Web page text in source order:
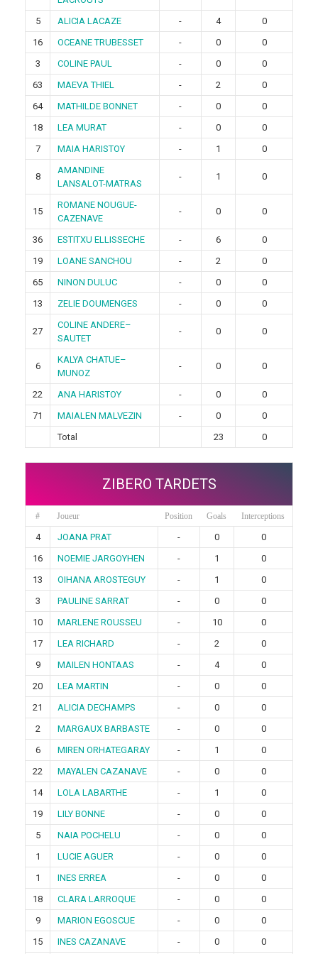
5
ALICIA LACAZE - 4
0
16
OCEANE TRUBESSET - 0
0
3
COLINE PAUL - 0
0
63
MAEVA THIEL - 2
0
64
MATHILDE BONNET - 0
0
18
LEA MURAT - 0
0
7
MAIA HARISTOY - 1 0
8
AMANDINE
LANSALOT-MATRAS
- 1 0
15
ROMANE NOUGUE-
CAZENAVE
- 0 0
36 ESTITXU ELLISSECHE - 6
0
19
LOANE SANCHOU - 2
0
65
NINON DULUC - 0
0
13
ZELIE DOUMENGES - 0 0
27
COLINE ANDERE–
SAUTET
- 0 0
6
KALYA CHATUE–
MUNOZ
- 0 0
22 ANA HARISTOY - 0
0
71
MAIALEN MALVEZIN - 0
0
Total
23 0
ZIBERO TARDETS
# Joueur Position Goals Interceptions
4 JOANA PRAT - 0
0
16
NOEMIE JARGOYHEN - 1
0
13
OIHANA AROSTEGUY - 1
0
3
PAULINE SARRAT - 0
0
10
MARLENE ROUSSEU - 10
0
17
LEA RICHARD - 2
0
9
MAILEN HONTAAS - 4
0
20
LEA MARTIN - 0
0
21
ALICIA DECHAMPS - 0
0
2
MARGAUX BARBASTE - 0
0
6
MIREN ORHATEGARAY - 1
0
22
MAYALEN CAZANAVE - 0
0
14
LOLA LABARTHE - 1
0
19
LILY BONNE - 0
0
5
NAIA POCHELU - 0
0
1
LUCIE AGUER - 0
0
1
INES ERREA - 0
0
18
CLARA LARROQUE - 0
0
9
MARION EGOSCUE - 0
0
15
INES CAZANAVE - 0
0